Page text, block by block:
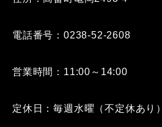
電話番号：0238-52-2608
営業時間：11:00～14:00
定休日：毎週水曜（不定休あり）